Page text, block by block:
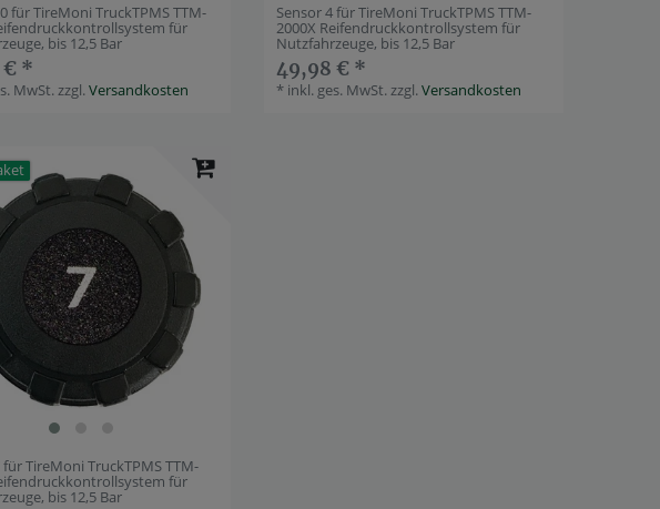
für TireMoni TruckTPMS TTM-
für
bis 12,5 Bar
€ *
MwSt.zzgl.Versandkosten
Sensor 4 für TireMoni TruckTPMS TTM-
2000X Reifendruckkontrollsystem für
Nutzfahrzeuge, bis 12,5 Bar
49,98 € *
* inkl. ges. MwSt.zzgl.Versandkosten
für TireMoni TruckTPMS TTM-
für
bis 12,5 Bar